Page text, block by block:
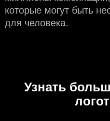
которые могут быть
для человека.
Узнать